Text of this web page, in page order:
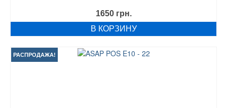
1650 грн.
В КОРЗИНУ
РАСПРОДАЖА!